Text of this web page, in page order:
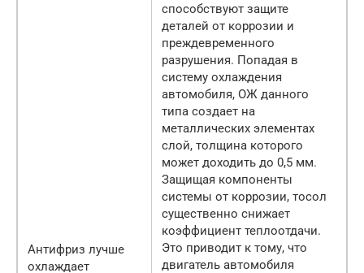
Антифриз лучше
охлаждает
способствуют защите
деталей от коррозии и
преждевременного
разрушения. Попадая в
систему охлаждения
автомобиля, ОЖ данного
типа создает на
металлических элементах
слой, толщина которого
может доходить до 0,5 мм.
Защищая компоненты
системы от коррозии, тосол
существенно снижает
коэффициент теплоотдачи.
Это приводит к тому, что
двигатель автомобиля